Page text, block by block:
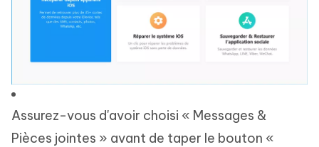
Assurez-vous d'avoir choisi « Messages &
Pièces jointes » avant de taper le bouton «